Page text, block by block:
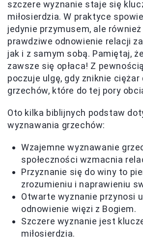
szczere wyznanie staje się
miłosierdzia. W praktyce
jedynie przymusem, ale
prawdziwe odnowienie relacji
jak i z samym sobą. Pamiętaj,
zawsze się opłaca! Z
poczuje ulgę, gdy zniknie ciężar
grzechów, które do tej pory
Oto kilka biblijnych podstaw
wyznawania grzechów:
Wzajemne wyznawanie
społeczności wzmacnia
Przyznanie się do winy to
zrozumieniu i naprawieniu
Otwarte wyznanie przynosi
odnowienie więzi z Bogiem.
Szczere wyznanie jest
miłosierdzia.